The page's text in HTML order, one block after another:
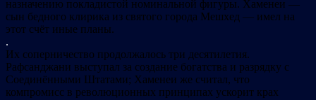
назначению покладистой номинальной фигуры. Хаменеи —
сын бедного клирика из святого города Мешхед — имел на
этот счёт иные планы.
.
Их соперничество продолжалось три десятилетия.
Рафсанджани выступал за создание богатства и разрядку с
Соединёнными Штатами; Хаменеи же считал, что
компромисс в революционных принципах ускорит крах